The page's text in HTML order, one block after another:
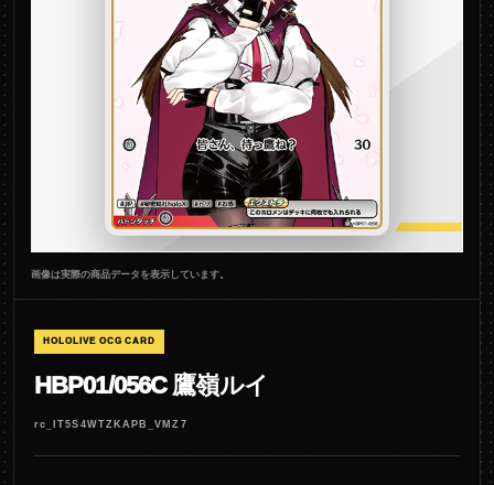
画像は実際の商品データを表示しています。
HOLOLIVE OCG CARD
HBP01/056C 鷹嶺ルイ
rc_IT5S4WTZKAPB_VMZ7